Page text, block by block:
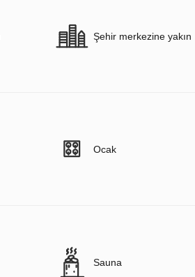
Şehir merkezine yakın
Ocak
Sauna